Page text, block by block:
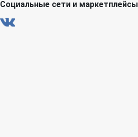
Социальные сети и маркетплейсы